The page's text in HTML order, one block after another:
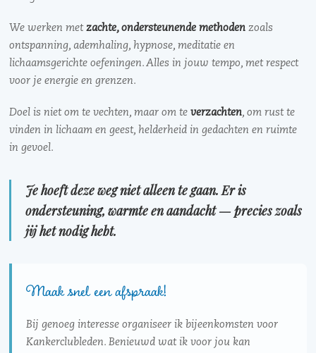
We werken metzachte, ondersteunende methoden zoals
ontspanning, ademhaling, hypnose, meditatie en
lichaamsgerichte oefeningen. Alles in jouw tempo, met respect
voor je energie en grenzen.
Doel is niet om te vechten, maar om teverzachten, om rust te
vinden in lichaam en geest, helderheid in gedachten en ruimte
in gevoel.
Je hoeft deze weg niet alleen te gaan. Er is
ondersteuning, warmte en aandacht — precies zoals
jij het nodig hebt.
Maak snel een afspraak!
Bij genoeg interesse organiseer ik bijeenkomsten voor
Kankerclubleden. Benieuwd wat ik voor jou kan